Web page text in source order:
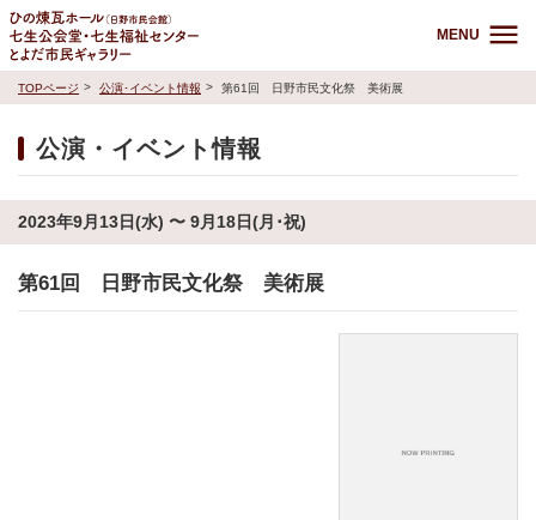
MENU
TOPページ 公演･イベント情報 第61回 日野市民文化祭 美術展
公演・イベント情報
2023年9月13日(水) 〜 9月18日(月･祝)
第61回 日野市民文化祭 美術展